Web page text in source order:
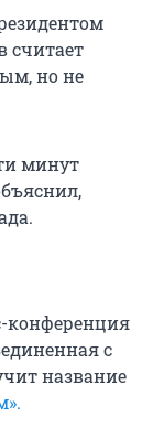
считает
но не
минут
конференция
с
название